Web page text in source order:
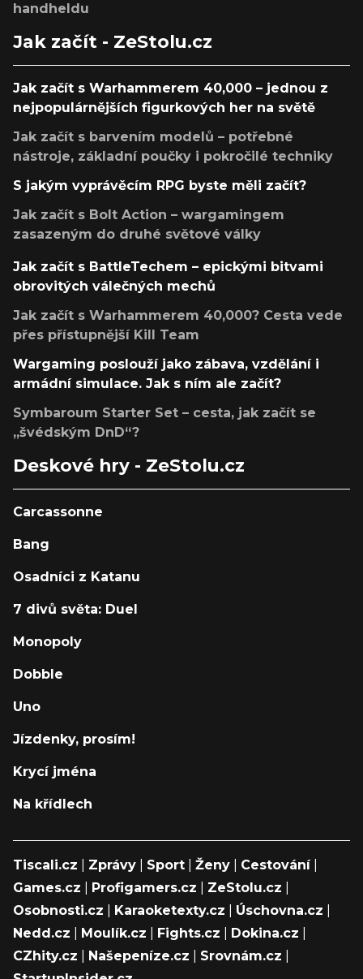
handheldu
Jak začít - ZeStolu.cz
Jak začít s Warhammerem 40,000 – jednou z
nejpopulárnějších figurkových her na světě
Jak začít s barvením modelů – potřebné
nástroje, základní poučky i pokročilé techniky
S jakým vyprávěcím RPG byste měli začít?
Jak začít s Bolt Action – wargamingem
zasazeným do druhé světové války
Jak začít s BattleTechem – epickými bitvami
obrovitých válečných mechů
Jak začít s Warhammerem 40,000? Cesta vede
přes přístupnější Kill Team
Wargaming poslouží jako zábava, vzdělání i
armádní simulace. Jak s ním ale začít?
Symbaroum Starter Set – cesta, jak začít se
„švédským DnD“?
Deskové hry - ZeStolu.cz
Carcassonne
Bang
Osadníci z Katanu
7 divů světa: Duel
Monopoly
Dobble
Uno
Jízdenky, prosím!
Krycí jména
Na křídlech
Tiscali.cz Zprávy Sport Ženy Cestování|
Games.cz
Profigamers.cz ZeStolu.cz
Osobnosti.cz
Karaoketexty.cz Úschovna.cz
Nedd.cz
Moulík.cz Fights.cz Dokina.cz
CZhity.cz
Našepeníze.cz Srovnám.cz